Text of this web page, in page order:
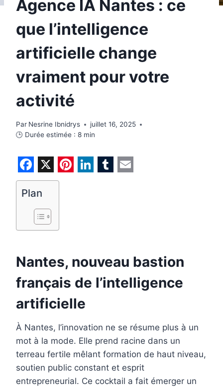
Agence IA Nantes : ce
que l’intelligence
artificielle change
vraiment pour votre
activité
Par Nesrine Ibnidrys
juillet 16, 2025
🕒 Durée estimée : 8 min
F
a
e
o
o
k
X P
t
r
e
s
t
d
I
n
r
Plan
Nantes, nouveau bastion
français de l’intelligence
artificielle
À Nantes, l’innovation ne se résume plus à un
mot à la mode. Elle prend racine dans un
terreau fertile mêlant formation de haut niveau,
soutien public constant et esprit
entrepreneurial. Ce cocktail a fait émerger un